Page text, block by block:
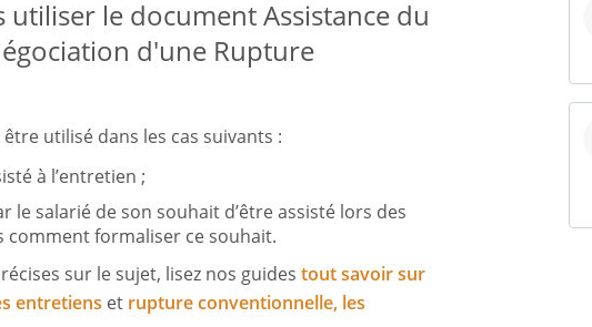
utiliser le document Assistance du
d'une Rupture
utilisé dans les cas suivants :
à l’entretien ;
le salarié de son souhait d’être assisté lors des
comment formaliser ce souhait.
sur le sujet, lisez nos guides tout savoir sur
entretiens et rupture conventionnelle, les